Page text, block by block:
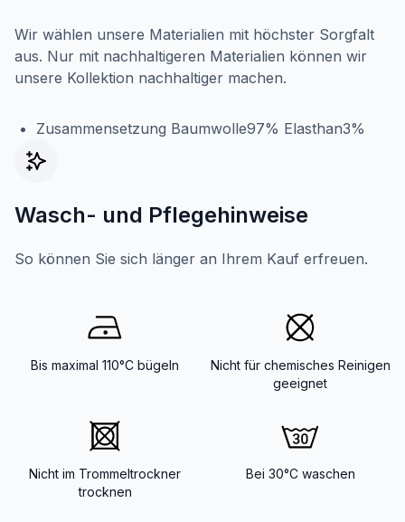
Wir wählen unsere Materialien mit höchster Sorgfalt
aus. Nur mit nachhaltigeren Materialien können wir
unsere Kollektion nachhaltiger machen.
Zusammensetzung Baumwolle97% Elasthan3%
Wasch- und Pflegehinweise
So können Sie sich länger an Ihrem Kauf erfreuen.
Bis maximal 110°C bügeln
Nicht für chemisches Reinigen
geeignet
Nicht im Trommeltrockner
trocknen
Bei 30°C waschen